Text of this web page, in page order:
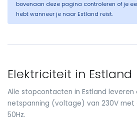
bovenaan deze pagina controleren of je
hebt wanneer je naar Estland reist.
Elektriciteit in Estland
Alle stopcontacten in Estland
netspanning (voltage) van 230V
50Hz.